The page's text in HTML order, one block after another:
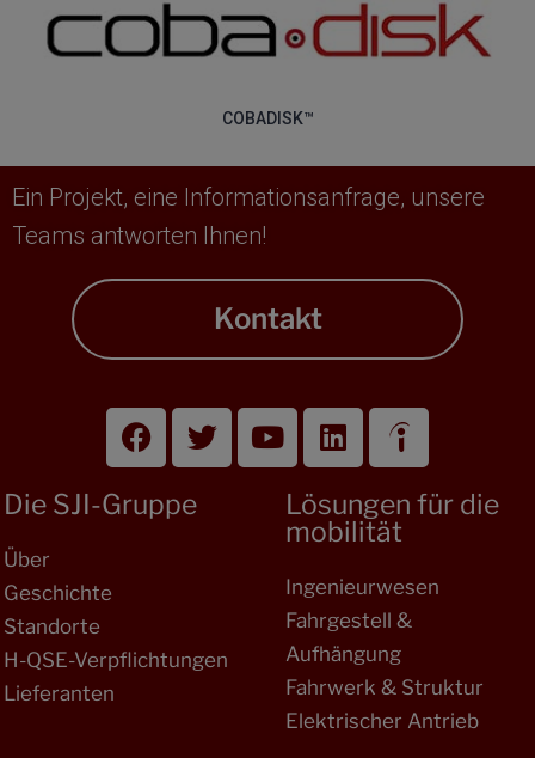
COBADISK™
Ein Projekt, eine Informationsanfrage, unsere
Teams antworten Ihnen!
Kontakt
Die SJI-Gruppe
Über
Geschichte
Standorte
H-QSE-Verpflichtungen
Lieferanten
Lösungen für die
mobilität
Ingenieurwesen
Fahrgestell &
Aufhängung
Fahrwerk & Struktur
Elektrischer Antrieb